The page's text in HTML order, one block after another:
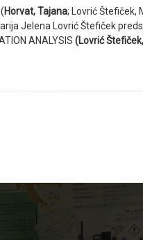
Horvat, Tajana; Lovrić Štefiček,
Jelena Lovrić Štefiček
ANALYSIS (Lovrić